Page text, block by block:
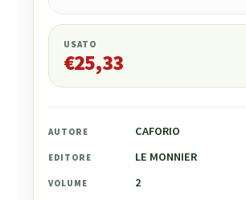
USATO
€25,33
AUTORE CAFORIO
EDITORE LE MONNIER
VOLUME 2